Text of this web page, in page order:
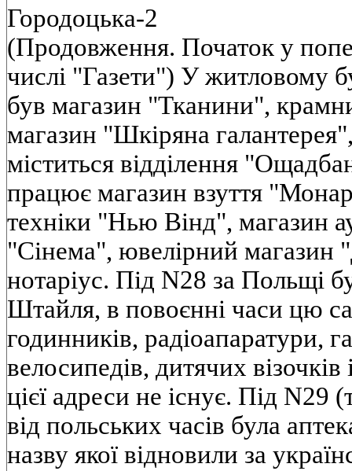
Городоцька-2
(Продовження. Початок у
числі "Газети") У житловому
був магазин "Тканини",
магазин "Шкіряна
міститься відділення
працює магазин взуття
техніки "Нью Вінд", магазин
"Сінема", ювелірний магазин
нотаріус. Під N28 за Польщі
Штайля, в повоєнні часи цю
годинників, радіоапаратури,
велосипедів, дитячих
цієї адреси не існує. Під N29
від польських часів була
назву якої відновили за